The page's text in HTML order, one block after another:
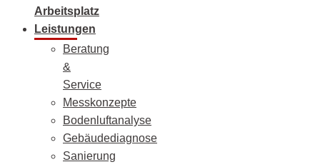
Arbeitsplatz
Leistungen
Beratung
&
Service
Messkonzepte
Bodenluftanalyse
Gebäudediagnose
Sanierung